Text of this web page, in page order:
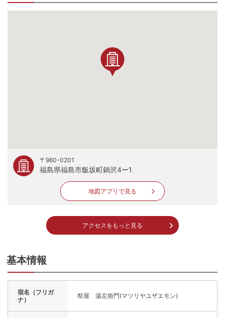
〒960-0201
福島県福島市飯坂町鍋沢4ー1
地図アプリで見る
アクセスをもっと見る
基本情報
宿名（フリガ
ナ）
祭屋 湯左衛門(マツリヤユザエモン)